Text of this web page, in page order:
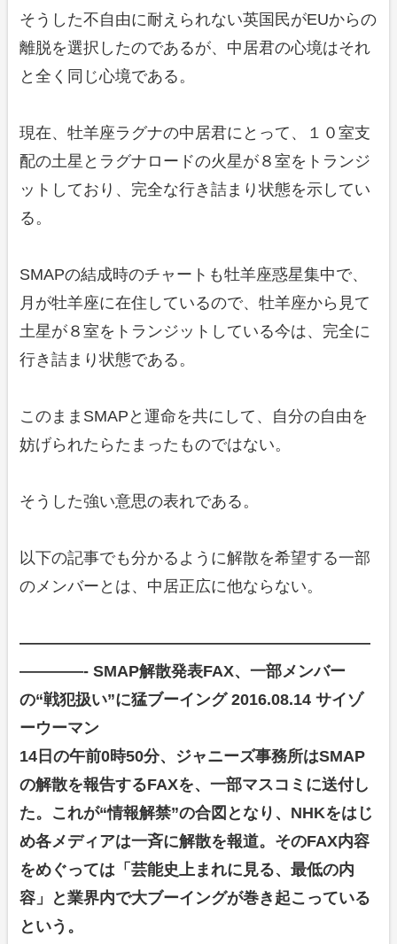
そうした不自由に耐えられない英国民がEUからの
離脱を選択したのであるが、中居君の心境はそれ
と全く同じ心境である。
現在、牡羊座ラグナの中居君にとって、１０室支
配の土星とラグナロードの火星が８室をトランジ
ットしており、完全な行き詰まり状態を示してい
る。
SMAPの結成時のチャートも牡羊座惑星集中で、
月が牡羊座に在住しているので、牡羊座から見て
土星が８室をトランジットしている今は、完全に
行き詰まり状態である。
このままSMAPと運命を共にして、自分の自由を
妨げられたらたまったものではない。
そうした強い意思の表れである。
以下の記事でも分かるように解散を希望する一部
のメンバーとは、中居正広に他ならない。
——————————————————————
————- SMAP解散発表FAX、一部メンバー
の“戦犯扱い”に猛ブーイング 2016.08.14 サイゾ
ーウーマン
14日の午前0時50分、ジャニーズ事務所はSMAP
の解散を報告するFAXを、一部マスコミに送付し
た。これが“情報解禁”の合図となり、NHKをはじ
め各メディアは一斉に解散を報道。そのFAX内容
をめぐっては「芸能史上まれに見る、最低の内
容」と業界内で大ブーイングが巻き起こっている
という。